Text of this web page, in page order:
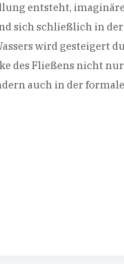
entsteht,
sich schließlich in
wird gesteigert
des Fließens nicht
auch in der